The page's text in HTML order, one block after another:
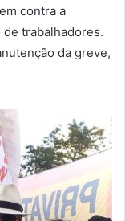
contra a
trabalhadores.
da greve,